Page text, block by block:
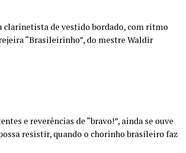
clarinetista de vestido bordado, com ritmo
“Brasileirinho”, do mestre Waldir
e reverências de “bravo!”, ainda se ouve
resistir, quando o chorinho brasileiro faz